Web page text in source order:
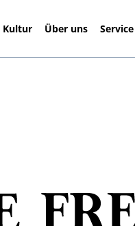
Kultur Über uns Service